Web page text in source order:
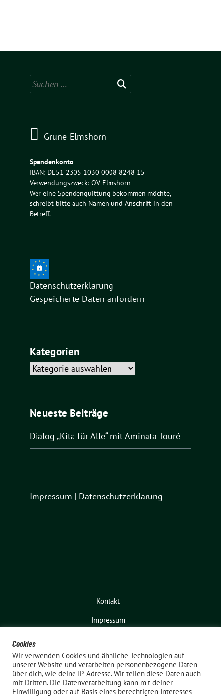
Suchen
nach:
Grüne-Elmshorn
Spendenkonto
IBAN: DE51 2305 1030 0008 8248 15
Verwendungszweck: OV Elmshorn
Wer eine Spendenquittung bekommen möchte,
schreibt bitte auch Namen und Anschrift in den
Betreff.
Datenschutzerklärung
Gespeicherte Daten anfordern
Kategorien
Kategorien
Neueste Beiträge
Dialog „Kita für Alle“ mit Aminata Touré
Impressum | Datenschutzerklärung
Kontakt
Impressum
Cookies
Wir verwenden Cookies und ähnliche Technologien auf
unserer Website und verarbeiten personenbezogene Daten
über dich, wie deine IP-Adresse. Wir teilen diese Daten auch
mit Dritten. Die Datenverarbeitung kann mit deiner
Einwilligung oder auf Basis eines berechtigten Interesses